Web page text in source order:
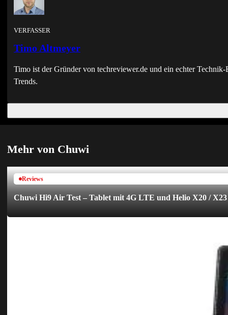
VERFASSER
Timo Altmeyer
Timo ist der Gründer von techreviewer.de und ein echter
Trends.
Mehr von Chuwi
Reviews
Chuwi Hi9 Air Test – Tablet mit 4G LTE und Helio X20 / X23